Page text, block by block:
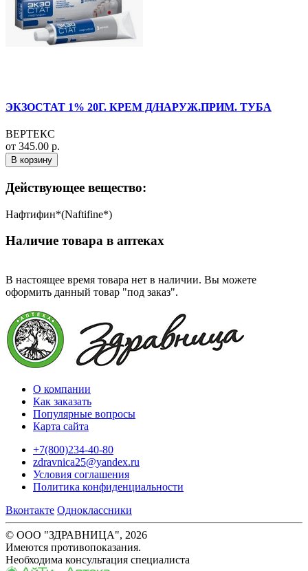
ЭКЗОСТАТ 1% 20Г. КРЕМ Д/НАРУЖ.ПРИМ. ТУБА
ВЕРТЕКС
от 345.00 р.
В корзину
Действующее вещество:
Нафтифин*(Naftifine*)
Наличие товара в аптеках
В настоящее время товара нет в наличии. Вы можете
оформить данный товар "под заказ".
О компании
Как заказать
Популярные вопросы
Карта сайта
+7(800)234-40-80
zdravnica25@yandex.ru
Условия соглашения
Политика конфиденциальности
Вконтакте Одноклассники
© ООО "ЗДРАВНИЦА", 2026
Имеются противопоказания.
Необходима консультация специалиста